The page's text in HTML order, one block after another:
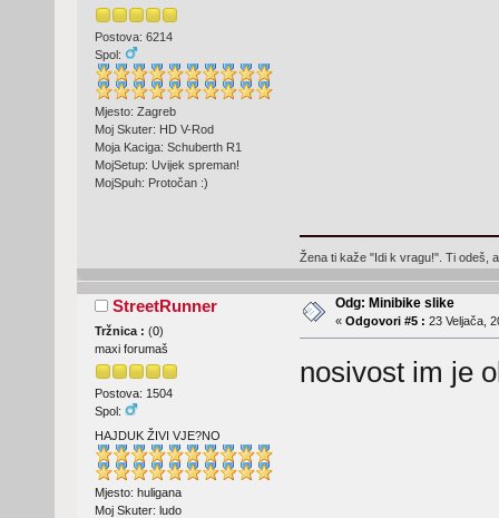
Postova: 6214
Spol:
Mjesto: Zagreb
Moj Skuter: HD V-Rod
Moja Kaciga: Schuberth R1
MojSetup: Uvijek spreman!
MojSpuh: Protočan :)
Žena ti kaže "Idi k vragu!". Ti odeš,
StreetRunner
Tržnica : (0)
maxi forumaš
Postova: 1504
Spol:
HAJDUK ŽIVI VJE?NO
Mjesto: huligana
Moj Skuter: ludo
Odg: Minibike slike
« Odgovori #5 : 23 Veljača,
nosivost im je